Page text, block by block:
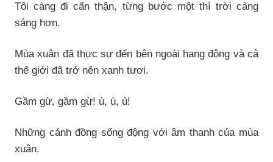
Tôi càng đi cẩn thận, từng bước một thì trời càng
sáng hơn.
Mùa xuân đã thực sự đến bên ngoài hang động và cả
thế giới đã trở nên xanh tươi.
Gầm gừ, gầm gừ! ù, ù, ù!
Những cánh đồng sống động với âm thanh của mùa
xuân.